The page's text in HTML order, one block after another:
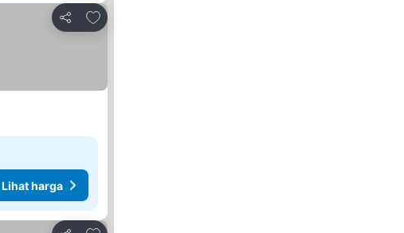
Kongsi
Tambah ke favorit
Lihat harga